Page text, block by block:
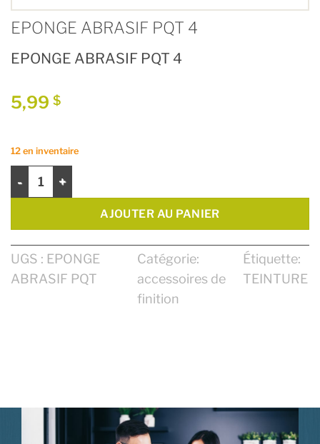
EPONGE ABRASIF PQT 4
EPONGE ABRASIF PQT 4
5,99 $
12 en inventaire
AJOUTER AU PANIER
UGS : EPONGE
ABRASIF PQT
Catégorie:
accessoires de
finition
Étiquette:
TEINTURE